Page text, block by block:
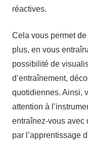
réactives.
Cela vous permet
plus, en vous
possibilité de
d’entraînement,
quotidiennes. Ainsi,
attention à
entraînez-vous avec
par l’apprentissage